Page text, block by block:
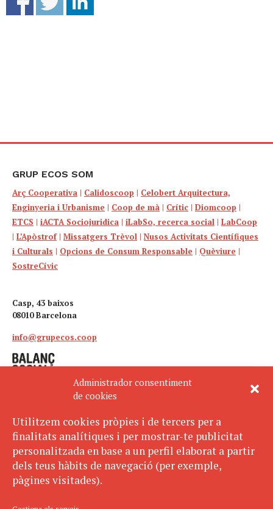
Administrador consentiment
de cookies
Utilitzem cookies pròpies i de tercers per a
finalitats analítiques i per mostrar-te publicitat
personalitzada en base a un perfil elaborat a partir
dels teus hàbits de navegació (per exemple,
pàgines visitades).
GRUP ECOS SOM
Arç Cooperativa | Calidoscoop | Celobert Arquitectura,
Enginyeria i Urbanisme | Coop de mà | Crític | Diomcoop |
ETCS | iACTA Sociojuridica | iLabSo, recerca social | LabCoop
| L’Apòstrof| Missatgers Trèvol | Nusos Activitats Científiques
i Culturals | Opcions de Consum Responsable | Quèviure |
SostreCívic
Casp, 43 baixos
08010 Barcelona
info@grupecos.coop
Avís legal
Política de privacitat
Política de cookies
SUBSCRIU-TE
AL BUTLLETÍ